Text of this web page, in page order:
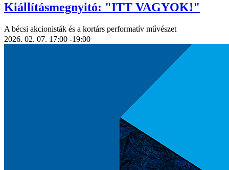
Kiállításmegnyitó: "ITT VAGYOK!"
A bécsi akcionisták és a kortárs performatív művészet
2026. 02. 07. 17:00 -19:00